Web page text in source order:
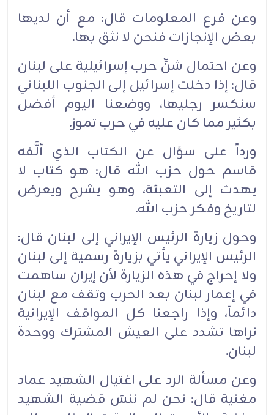
وعن فرع المعلومات قال: مع أن لديها
بعض الإنجازات فنحن لا نثق بها.
وعن احتمال شنِّ حرب إسرائيلية على لبنان
قال: إذا دخلت إسرائيل إلى الجنوب اللبناني
سنكسر رجليها، ووضعنا اليوم أفضل
بكثير مما كان عليه في حرب تموز.
ورداً على سؤال عن الكتاب الذي ألَّفه
قاسم حول حزب الله قال: هو كتاب لا
يهدث إلى التعبئة، وهو يشرح ويعرض
لتاريخ وفكر حزب الله.
وحول زيارة الرئيس الإيراني إلى لبنان قال:
الرئيس الإيراني يأتي بزيارة رسمية إلى لبنان
ولا إحراج في هذه الزيارة لأن إيران ساهمت
في إعمار لبنان بعد الحرب وتقف مع لبنان
دائماً، وإذا راجعنا كل المواقف الإيرانية
نراها تشدد على العيش المشترك ووحدة
لبنان.
وعن مسألة الرد على اغتيال الشهيد عماد
مغنية قال: نحن لم ننسَ قضية الشهيد